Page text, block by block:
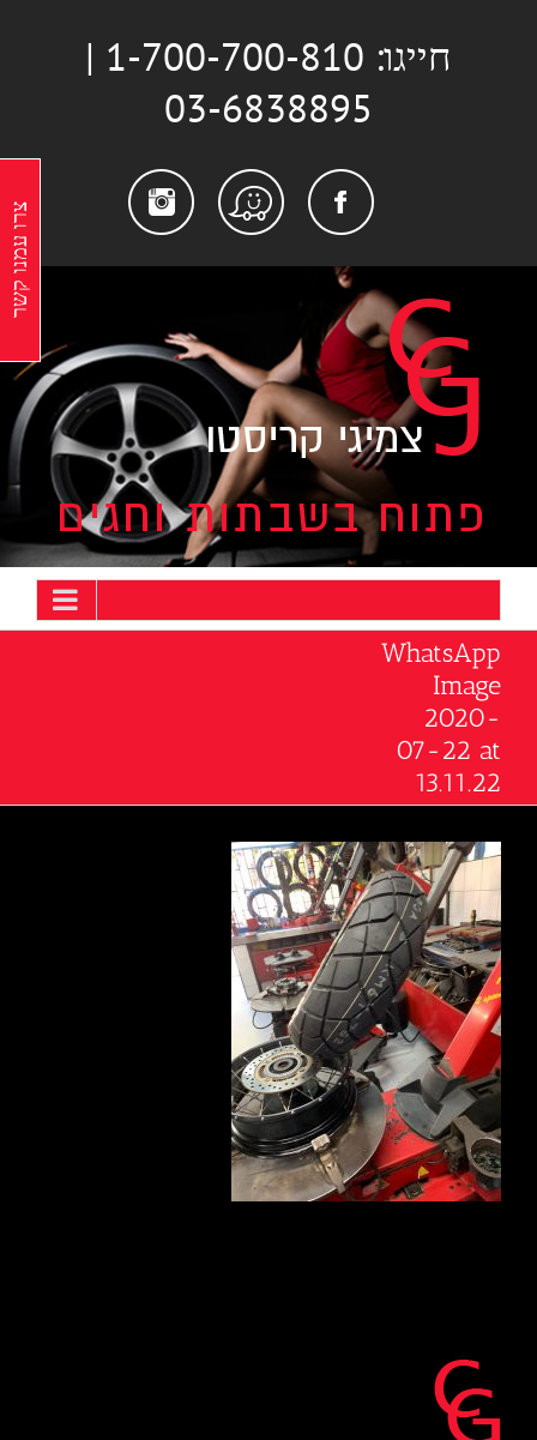
חייגו: 1-700-700-810 |
03-6838895
Facebook
Waze
WhatsApp
Image
2020-
07-22 at
13.11.22
צרו עמנו קשר